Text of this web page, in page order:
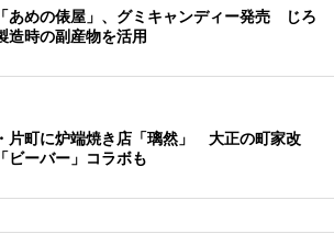
あめの俵屋」、グミキャンディー発売 じろ
造時の副産物を活用
片町に炉端焼き店「璃然」 大正の町家改
ビーバー」コラボも